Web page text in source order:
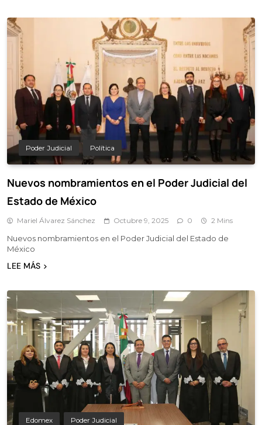
Poder Judicial Política
Nuevos nombramientos en el Poder Judicial del
Estado de México
Mariel Álvarez Sánchez Octubre 9, 2025 0 2 Mins
Nuevos nombramientos en el Poder Judicial del Estado de
México
LEE MÁS
Edomex Poder Judicial